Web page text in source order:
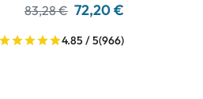
83,28 € 72,20 €
4.85 / 5(966)